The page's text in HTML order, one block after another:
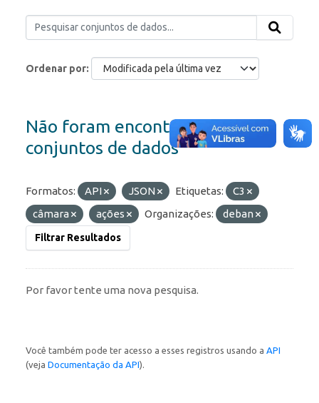
Ordenar por
Não foram encontrados
conjuntos de dados
Formatos: API JSON Etiquetas:
C3
câmara
ações Organizações: deban
Filtrar Resultados
Por favor tente uma nova pesquisa.
Você também pode ter acesso a esses registros usando a API
(veja Documentação da API).